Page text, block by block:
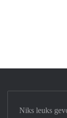
Niks leuks